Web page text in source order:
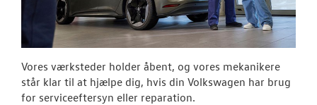
Vores værksteder holder åbent, og vores mekanikere
står klar til at hjælpe dig, hvis din Volkswagen har brug
for serviceeftersyn eller reparation.